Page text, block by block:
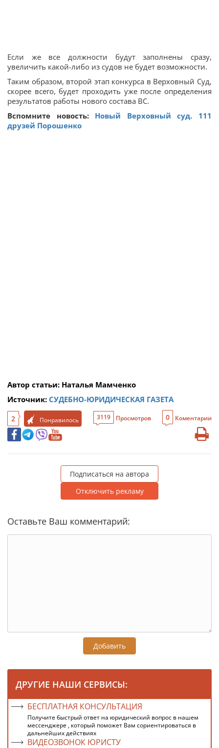
Если же все должности будут заполнены сразу,
увеличить какой-либо из судов не будет возможности.
Таким образом, второй этап конкурса в Верховный Суд,
скорее всего, будет проходить уже после определения
результатов работы нового состава ВС.
Вспомните новость: Новый Верховный суд. 111
друзей Порошенко
Автор cтатьи: Наталья Мамченко
Источник: СУДЕБНО-ЮРИДИЧЕСКАЯ ГАЗЕТА
2 Понравилось 3119 Просмотров 0 Коментарии
Подписаться на автора
Отключить рекламу
Оставьте Ваш комментарий:
Добавить
ДРУГИЕ НАШИ СЕРВИСЫ:
БЕСПЛАТНАЯ КОНСУЛЬТАЦИЯ
Получите быстрый ответ на юридический вопрос в нашем
мессенджере , который поможет Вам сориентироваться в
дальнейших действиях
ВИДЕОЗВОНОК ЮРИСТУ